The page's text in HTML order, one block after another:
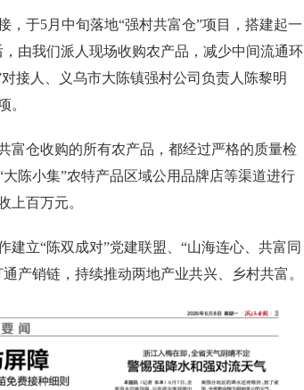
于5月中旬落地“强村共富仓”项目，搭建起一
由我们派人现场收购农产品，减少中间流通环
接人、义乌市大陈镇强村公司负责人陈黎明
。
仓收购的所有农产品，都经过严格的质量检
陈小集”农特产品区域公用品牌店等渠道进行
上百万元。
立“陈双成对”党建联盟、“山海连心、共富同
产销链，持续推动两地产业共兴、乡村共富。